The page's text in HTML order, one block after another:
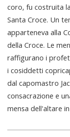
coro, fu costruita
Santa Croce. Un
apparteneva alla
della Croce. Le
raffigurano i
i cosiddetti
dal capomastro
consacrazione e
mensa dell'altare